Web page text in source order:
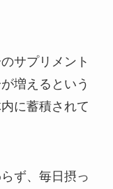
サプリメント
増えるという
に蓄積されて
ず、毎日摂っ